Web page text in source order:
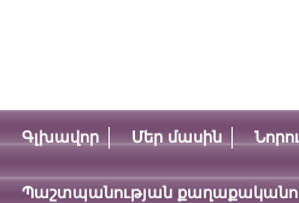
Գլխավոր Մեր մասին
Պաշտպանության